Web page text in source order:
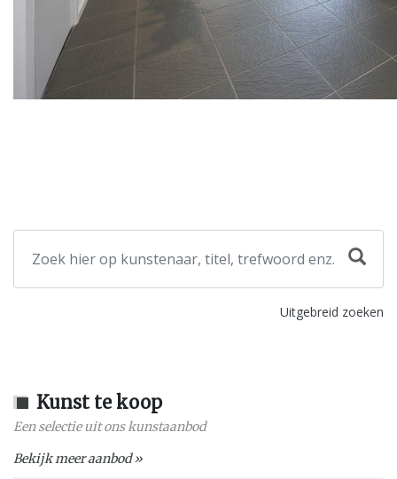
Uitgebreid zoeken
Kunst te koop
Een selectie uit ons kunstaanbod
Bekijk meer aanbod »